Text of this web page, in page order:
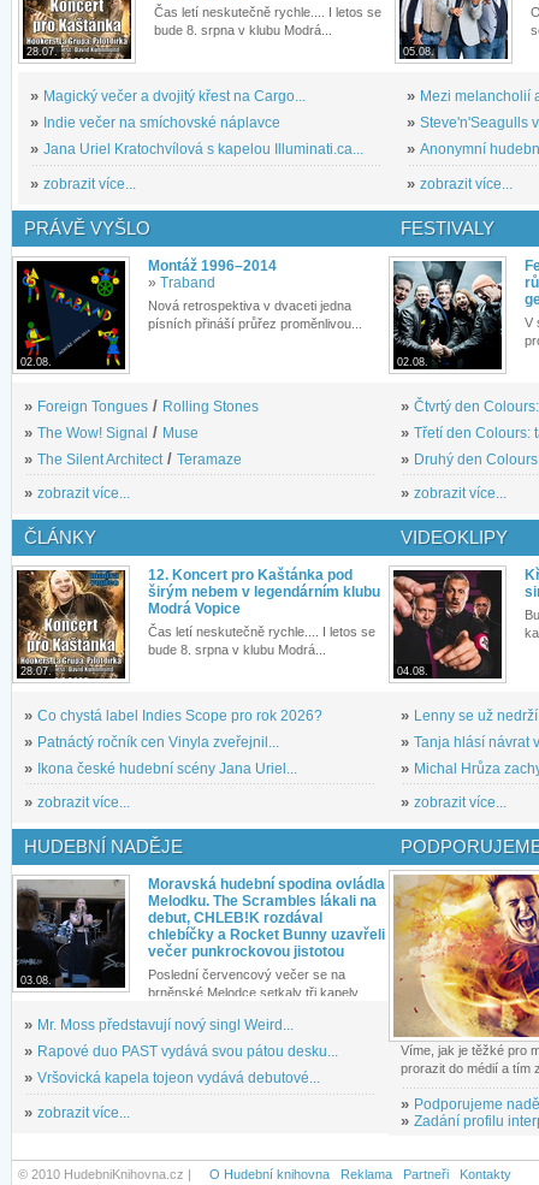
28.07.
Čas letí neskutečně rychle.... I letos se
bude 8. srpna v klubu Modrá...
» Magický večer a dvojitý křest na Cargo...
» Indie večer na smíchovské náplavce
» Jana Uriel Kratochvílová s kapelou Illuminati.ca...
» zobrazit více...
05.08.
» Mezi melancholií
» Steve'n'Seagulls
» Anonymní
» zobrazit více...
PRÁVĚ VYŠLO
02.08.
Montáž 1996–2014
» Traband
Nová retrospektiva v dvaceti jedna
písních přináší průřez proměnlivou...
» Foreign Tongues / Rolling Stones
» The Wow! Signal / Muse
» The Silent Architect / Teramaze
» zobrazit více...
FESTIVALY
02.08.
V
» Čtvrtý den
» Třetí den Colours:
» Druhý den
» zobrazit více...
ČLÁNKY
28.07.
12. Koncert pro Kaštánka pod
širým nebem v legendárním klubu
Modrá Vopice
Čas letí neskutečně rychle.... I letos se
bude 8. srpna v klubu Modrá...
» Co chystá label Indies Scope pro rok 2026?
» Patnáctý ročník cen Vinyla zveřejnil...
»
Ikona české hudební scény Jana Uriel...
» zobrazit více...
VIDEOKLIPY
04.08.
» Lenny se už
» Tanja hlásí návrat
» Michal Hrůza
» zobrazit více...
HUDEBNÍ NADĚJE
03.08.
Moravská hudební spodina ovládla
Melodku. The Scrambles lákali na
debut, CHLEB!K rozdával
chlebíčky a Rocket Bunny uzavřeli
večer punkrockovou jistotou
Poslední červencový večer se na
brněnské Melodce setkaly tři kapely...
» Mr. Moss představují nový singl Weird...
» Rapové duo PAST vydává svou pátou desku...
» Vršovická kapela tojeon vydává debutové...
» zobrazit více...
Víme, jak je těžké pro
prorazit do médií a tím
» Podporujeme
» Zadání profilu
© 2010 HudebniKnihovna.cz | O Hudební knihovna Reklama Partneři Kontakty